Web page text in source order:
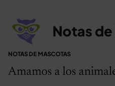
Notas
NOTAS DE MASCOTAS
Amamos a los